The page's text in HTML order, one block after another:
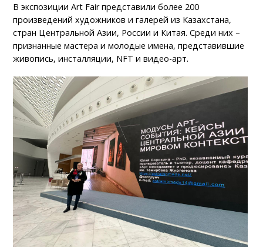
В экспозиции Art Fair представили более 200
произведений художников и галерей из Казахстана,
стран Центральной Азии, России и Китая. Среди них –
признанные мастера и молодые имена, представившие
живопись, инсталляции, NFT и видео-арт.